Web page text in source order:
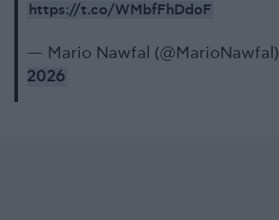
https://t.co/WMbfFhDdoF
— Mario Nawfal (@MarioNawfal)
2026